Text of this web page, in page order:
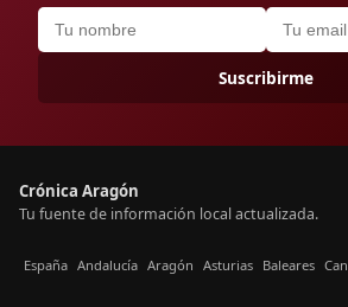
Suscribirme
Crónica Aragón
Tu fuente de información local actualizada.
España Andalucía Aragón Asturias Baleares